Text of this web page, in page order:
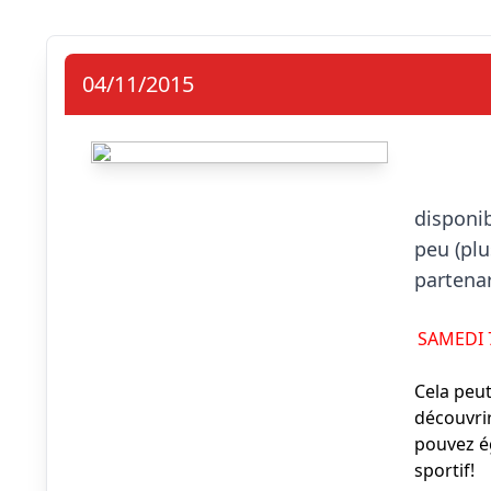
04/11/2015
peu
SAMEDI
Cela
pouvez
sportif!